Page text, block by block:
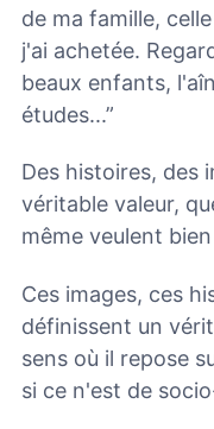
de ma famille,
j'ai achetée.
beaux enfants,
études...”
Des histoires, des
véritable valeur,
même veulent
Ces images, ces
définissent un
sens où il repose
si ce n'est de